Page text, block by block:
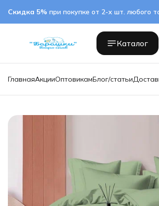
Скидка 5% при покупке от 2-х шт. любого
Каталог
ГлавнаяАкцииОптовикамБлог/статьи